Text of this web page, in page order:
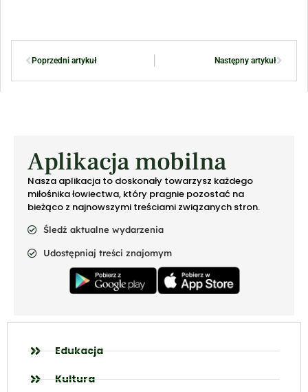
Poprzedni artykuł Następny artykuł
Aplikacja mobilna
Nasza aplikacja to doskonały towarzysz każdego
miłośnika łowiectwa, który pragnie pozostać na
bieżąco z najnowszymi treściami związanych stron.
Śledź aktualne wydarzenia
Udostępniaj treści znajomym
Edukacja
Kultura